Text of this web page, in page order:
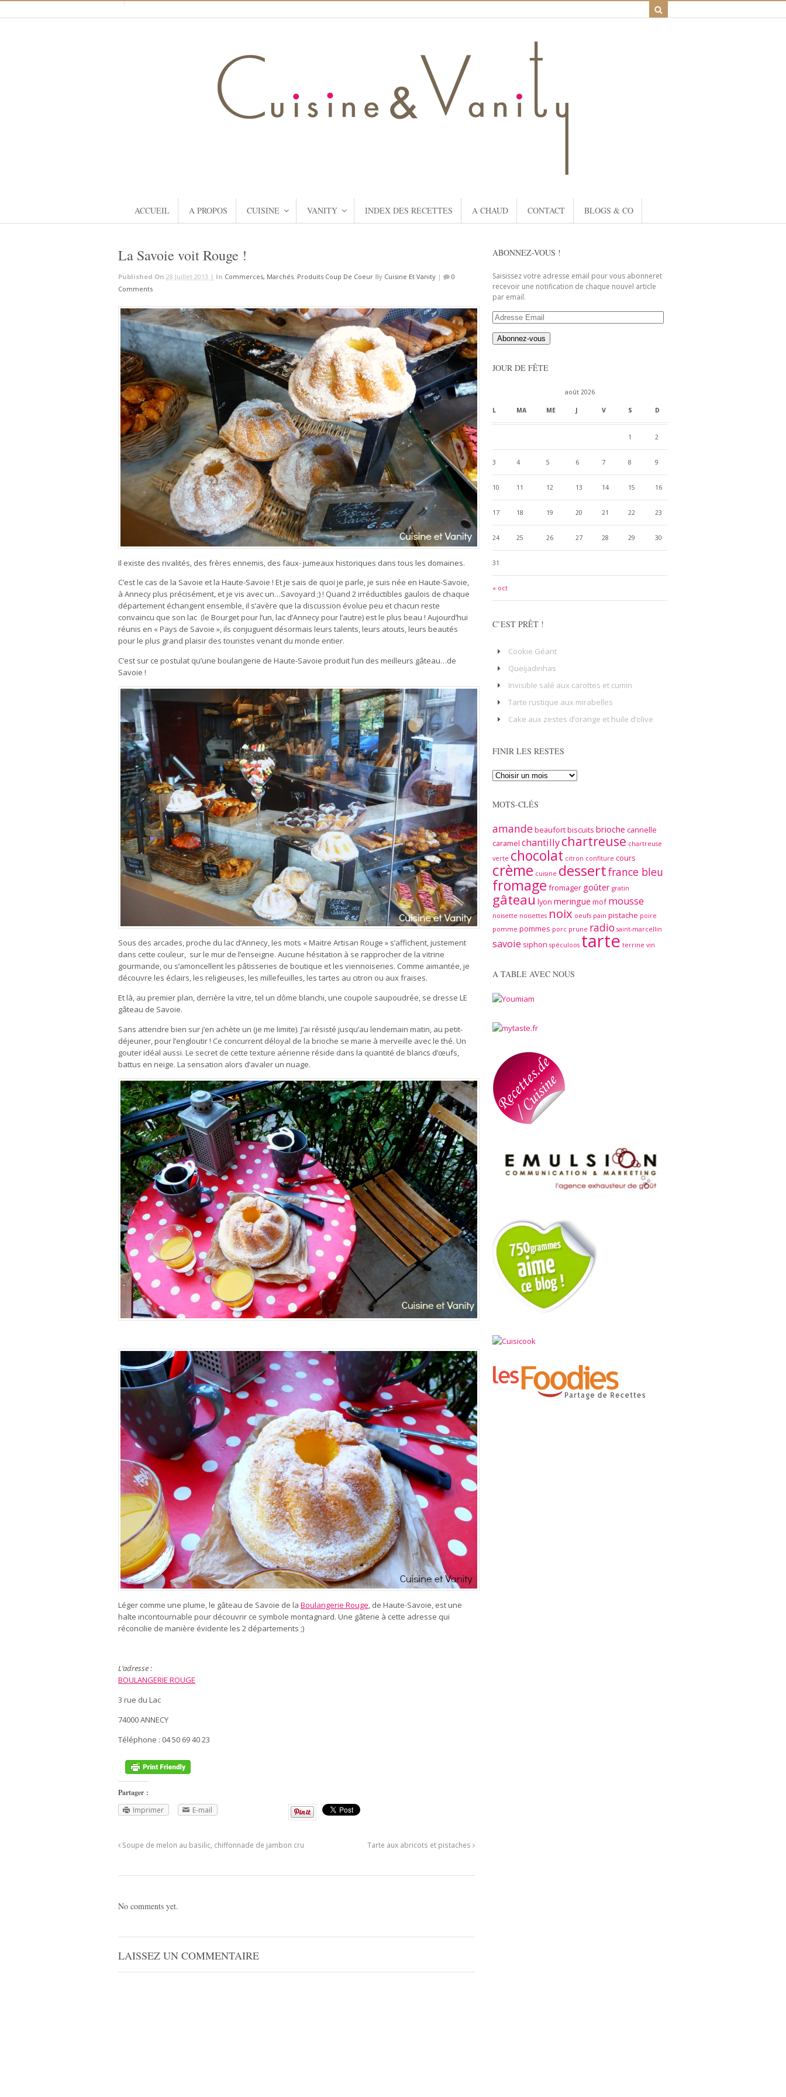
ACCUEIL A PROPOS CUISINE VANITY INDEX DES RECETTES A CHAUD CONTACT BLOGS & CO
La Savoie voit Rouge !
Published On 28 Juillet 2013 | In Commerces, Marchés, Produits Coup De Coeur By Cuisine Et Vanity |
0
Comments
Il existe des rivalités, des frères ennemis, des faux- jumeaux historiques dans tous les domaines.
C’est le cas de la Savoie et la Haute-Savoie ! Et je sais de quoi je parle, je suis née en Haute-Savoie,
à Annecy plus précisément, et je vis avec un…Savoyard ;) ! Quand 2 irréductibles gaulois de chaque
département échangent ensemble, il s’avère que la discussion évolue peu et chacun reste
convaincu que son lac (le Bourget pour l’un, lac d’Annecy pour l’autre) est le plus beau ! Aujourd’hui
réunis en « Pays de Savoie », ils conjuguent désormais leurs talents, leurs atouts, leurs beautés
pour le plus grand plaisir des touristes venant du monde entier.
C’est sur ce postulat qu’une boulangerie de Haute-Savoie produit l’un des meilleurs gâteau…de
Savoie !
Sous des arcades, proche du lac d’Annecy, les mots « Maitre Artisan Rouge » s’affichent, justement
dans cette couleur, sur le mur de l’enseigne. Aucune hésitation à se rapprocher de la vitrine
gourmande, ou s’amoncellent les pâtisseries de boutique et les viennoiseries. Comme aimantée, je
découvre les éclairs, les religieuses, les millefeuilles, les tartes au citron ou aux fraises.
Et là, au premier plan, derrière la vitre, tel un dôme blanchi, une coupole saupoudrée, se dresse LE
gâteau de Savoie.
Sans attendre bien sur j’en achète un (je me limite). J’ai résisté jusqu’au lendemain matin, au petit-
déjeuner, pour l’engloutir ! Ce concurrent déloyal de la brioche se marie à merveille avec le thé. Un
gouter idéal aussi. Le secret de cette texture aérienne réside dans la quantité de blancs d’œufs,
battus en neige. La sensation alors d’avaler un nuage.
Léger comme une plume, le gâteau de Savoie de la Boulangerie Rouge, de Haute-Savoie, est une
halte incontournable pour découvrir ce symbole montagnard. Une gâterie à cette adresse qui
réconcilie de manière évidente les 2 départements ;)
L’adresse :
BOULANGERIE ROUGE
3 rue du Lac
74000 ANNECY
Téléphone : 04 50 69 40 23
Partager :
Imprimer
E-mail
Soupe de melon au basilic, chiffonnade de jambon cru Tarte aux abricots et pistaches
No comments yet.
LAISSEZ UN COMMENTAIRE
ABONNEZ-VOUS !
Saisissez votre adresse email pour vous abonneret
recevoir une notification de chaque nouvel article
par email.
Adresse
Email
JOUR DE FÊTE
août 2026
L MA ME J V S D
« oct
1 2
3 4 5 6 7 8 9
10 11 12 13 14 15 16
17 18 19 20 21 22 23
24 25 26 27 28 29 30
31
C’EST PRÊT !
Cookie Géant
Queijadinhas
Invisible salé aux carottes et cumin
Tarte rustique aux mirabelles
Cake aux zestes d’orange et huile d’olive
FINIR LES RESTES
MOTS-CLÉS
amandebeaufortbiscuits brioche cannelle
caramel chantillychartreuse chartreuse
verte chocolat citron confiture cours
crème cuisine dessertfrance bleu
fromage fromager goûter gratin
gâteaulyon meringue mof mousse
noisette noisettes noix oeufs pain pistache poire
pomme pommes porc prune radio saint-marcellin
savoie siphon spéculoos tarte terrine vin
A TABLE AVEC NOUS